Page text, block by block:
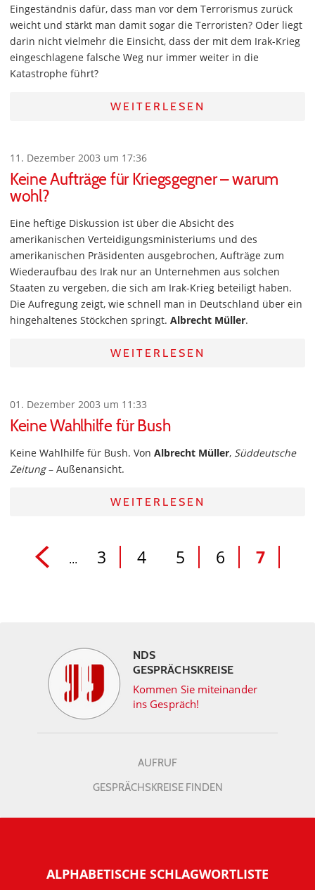
Eingeständnis dafür, dass man vor dem Terrorismus zurück
weicht und stärkt man damit sogar die Terroristen? Oder liegt
darin nicht vielmehr die Einsicht, dass der mit dem Irak-Krieg
eingeschlagene falsche Weg nur immer weiter in die
Katastrophe führt?
WEITERLESEN
11. Dezember 2003 um 17:36
Keine Aufträge für Kriegsgegner – warum
wohl?
Eine heftige Diskussion ist über die Absicht des
amerikanischen Verteidigungsministeriums und des
amerikanischen Präsidenten ausgebrochen, Aufträge zum
Wiederaufbau des Irak nur an Unternehmen aus solchen
Staaten zu vergeben, die sich am Irak-Krieg beteiligt haben.
Die Aufregung zeigt, wie schnell man in Deutschland über ein
hingehaltenes Stöckchen springt. Albrecht Müller.
WEITERLESEN
01. Dezember 2003 um 11:33
Keine Wahlhilfe für Bush
Keine Wahlhilfe für Bush. Von Albrecht Müller, Süddeutsche
Zeitung– Außenansicht.
WEITERLESEN
... 3 4 5 6 7
NDS
GESPRÄCHSKREISE
Kommen Sie miteinander
ins Gespräch!
AUFRUF
GESPRÄCHSKREISE FINDEN
ALPHABETISCHE SCHLAGWORTLISTE